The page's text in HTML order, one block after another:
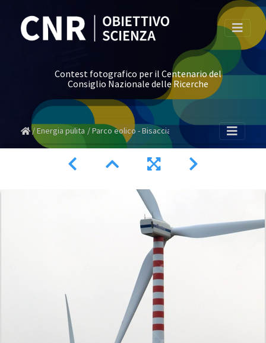
Contest fotografico per il Centenario del
Consiglio Nazionale delle Ricerche
Energia pulita Parco eolico - Bisaccia (AV)